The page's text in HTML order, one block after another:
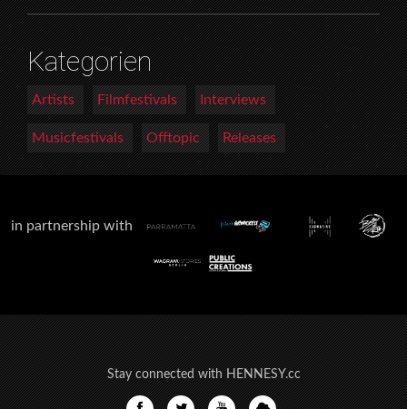
Kategorien
Artists Filmfestivals Interviews
Musicfestivals Offtopic Releases
in partnership with
Stay connected with HENNESY.cc